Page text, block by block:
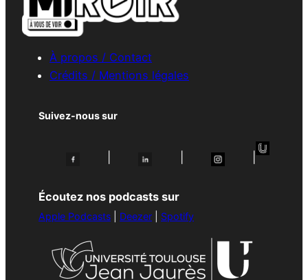
À propos / Contact
Crédits / Mentions légales
Suivez-nous sur
Écoutez nos podcasts sur
Apple Podcasts Deezer Spotify